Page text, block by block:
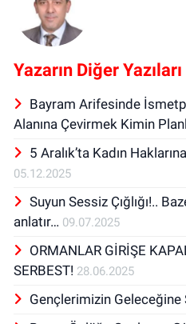
Yazarın Diğer Yazıları
Bayram Arifesinde
Alanına Çevirmek Kimin
5 Aralık’ta Kadın
05.12.2025
Suyun Sessiz Çığlığı!..
anlatır… 09.07.2025
ORMANLAR GİRİŞE
SERBEST! 28.06.2025
Gençlerimizin Geleceğine